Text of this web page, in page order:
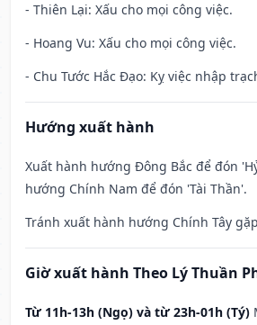
- Thiên Lại: Xấu cho mọi công việc.
- Hoang Vu: Xấu cho mọi công việc.
- Chu Tước Hắc Đạo: Kỵ việc nhập
Hướng xuất hành
Xuất hành hướng Đông Bắc để đón
hướng Chính Nam để đón 'Tài Thần'.
Tránh xuất hành hướng Chính Tây
Giờ xuất hành Theo Lý Thuần
Từ 11h-13h (Ngọ) và từ 23h-01h (Tý)